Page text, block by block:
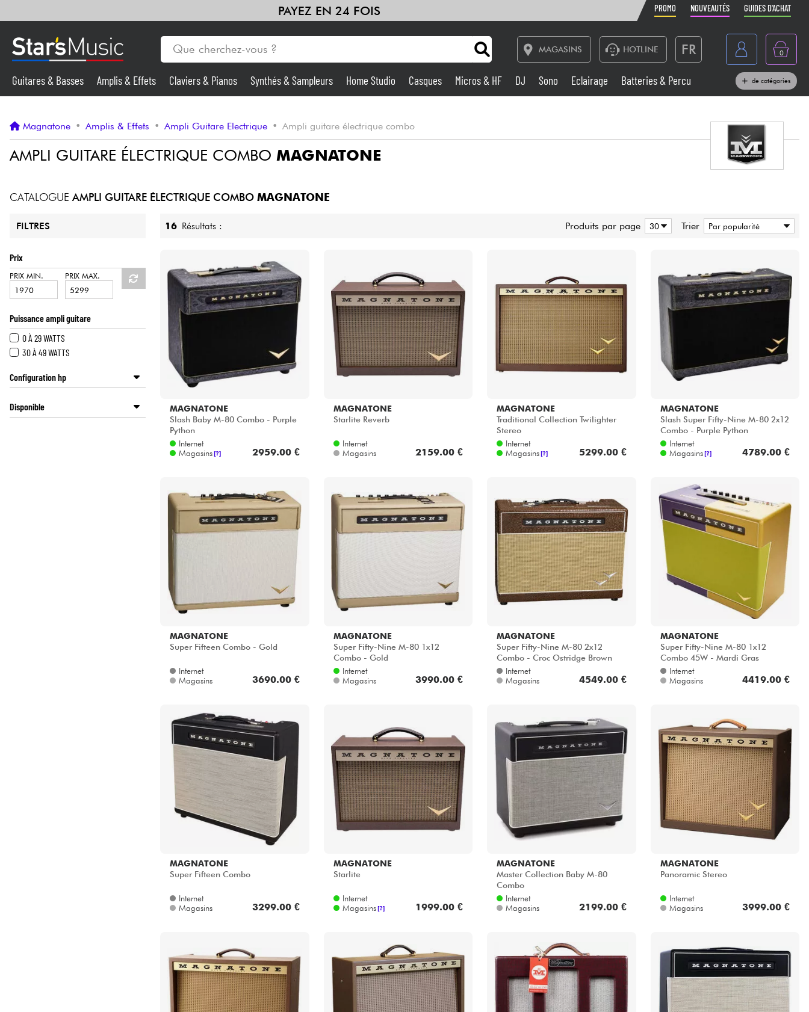
PAYEZ EN 24 FOIS PROMO NOUVEAUTÉS GUIDES D'ACHAT
MAGASINS HOTLINE FR
Belgique
België
0
Synthés & Sampleurs Home Studio Casques
HiFi
Voir nos marques
Guitares & Basses Amplis & Effets Claviers & Pianos Synthés & Sampleurs Home Studio Casques Micros & HF DJ Sono Eclairage
Batteries & Percu
de catégories
Magnatone • Amplis & Effets • Ampli Guitare Electrique • Ampli guitare électrique combo
AMPLI GUITARE ÉLECTRIQUE COMBO MAGNATONE
CATALOGUE AMPLI GUITARE ÉLECTRIQUE COMBO MAGNATONE
FILTRES
Prix
PRIX MIN. PRIX MAX.
Puissance ampli guitare
0 À 29 WATTS
30 À 49 WATTS
Configuration hp
1X10
Disponible
16 Résultats : Produits par page Trier
MAGNATONE
Slash Baby M-80 Combo - Purple
Python
Internet
Magasins[?] 2959.00 €
MAGNATONE
Starlite Reverb
Internet
Magasins
2159.00 €
MAGNATONE
Traditional Collection Twilighter
Stereo
Internet
Magasins[?] 5299.00 €
MAGNATONE
Slash Super Fifty-Nine M-80 2x12
Combo - Purple Python
Internet
Magasins [?] 4789.00 €
MAGNATONE
Super Fifteen Combo - Gold
Internet
Magasins
3690.00 €
MAGNATONE
Super Fifty-Nine M-80 1x12
Combo - Gold
Internet
Magasins
3990.00 €
MAGNATONE
Super Fifty-Nine M-80 2x12
Combo - Croc Ostridge Brown
Internet
Magasins
4549.00 €
MAGNATONE
Super Fifty-Nine M-80 1x12
Combo 45W - Mardi Gras
Internet
Magasins
4419.00 €
MAGNATONE
Super Fifteen Combo
Internet
Magasins
3299.00 €
MAGNATONE
Starlite
Internet
Magasins [?] 1999.00 €
MAGNATONE
Master Collection Baby M-80
Combo
Internet
Magasins
2199.00 €
MAGNATONE
Panoramic Stereo
Internet
Magasins
3999.00 €